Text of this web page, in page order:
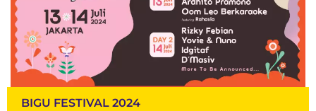
BIGU FESTIVAL 2024